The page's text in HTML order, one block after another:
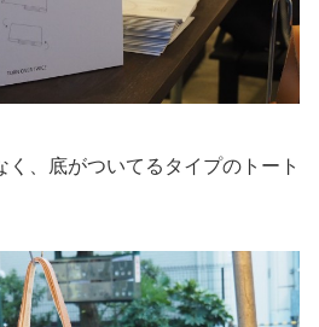
く、底がついてるタイプのトート